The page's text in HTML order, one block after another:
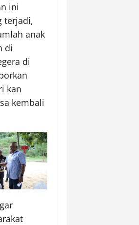
ini
terjadi,
anak
di
di
kan
kembali